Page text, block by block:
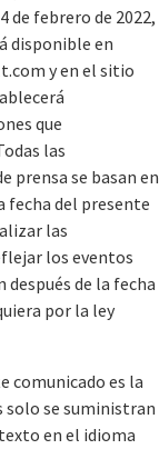
de febrero de 2022,
disponible en
y en el sitio
que
las
prensa se basan en
fecha del presente
las
los eventos
después de la fecha
por la ley
comunicado es la
solo se suministran
en el idioma